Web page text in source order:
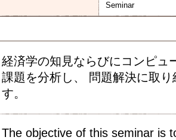
Seminar
経済学の知見ならびにコンピュ
課題を分析し、 問題解決に取
す。
The objective of this seminar is